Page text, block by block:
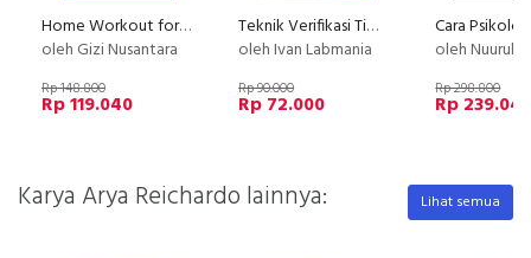
Home Workout for Weight Loss - Untuk Pemula
oleh Gizi Nusantara
Rp 148.800
Rp 119.040
Teknik Verifikasi Timbangan Analitik
oleh Ivan Labmania
Rp 90.000
Rp 72.000
oleh Nuurul Ilaahi
Rp 298.800
Rp
Karya Arya Reichardo lainnya: Lihat semua